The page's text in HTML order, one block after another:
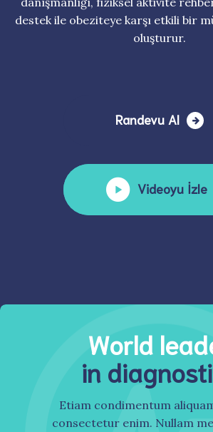
destek ile obeziteye karşı etkili bir
oluşturur.
Randevu Al
Videoyu İzle
World
in
Etiam condimentum
consectetur enim. Nullam